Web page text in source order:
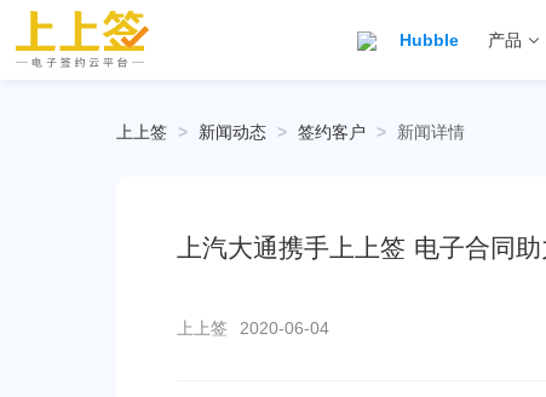
Hubble 产品
上上签 > 新闻动态 > 签约客户 > 新闻详情
上汽大通携手上上签 电子合同
上上签 2020-06-04